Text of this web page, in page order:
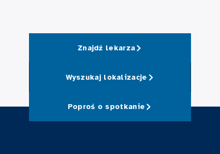
Znajdź lekarza
Wyszukaj lokalizacje
Poproś o spotkanie